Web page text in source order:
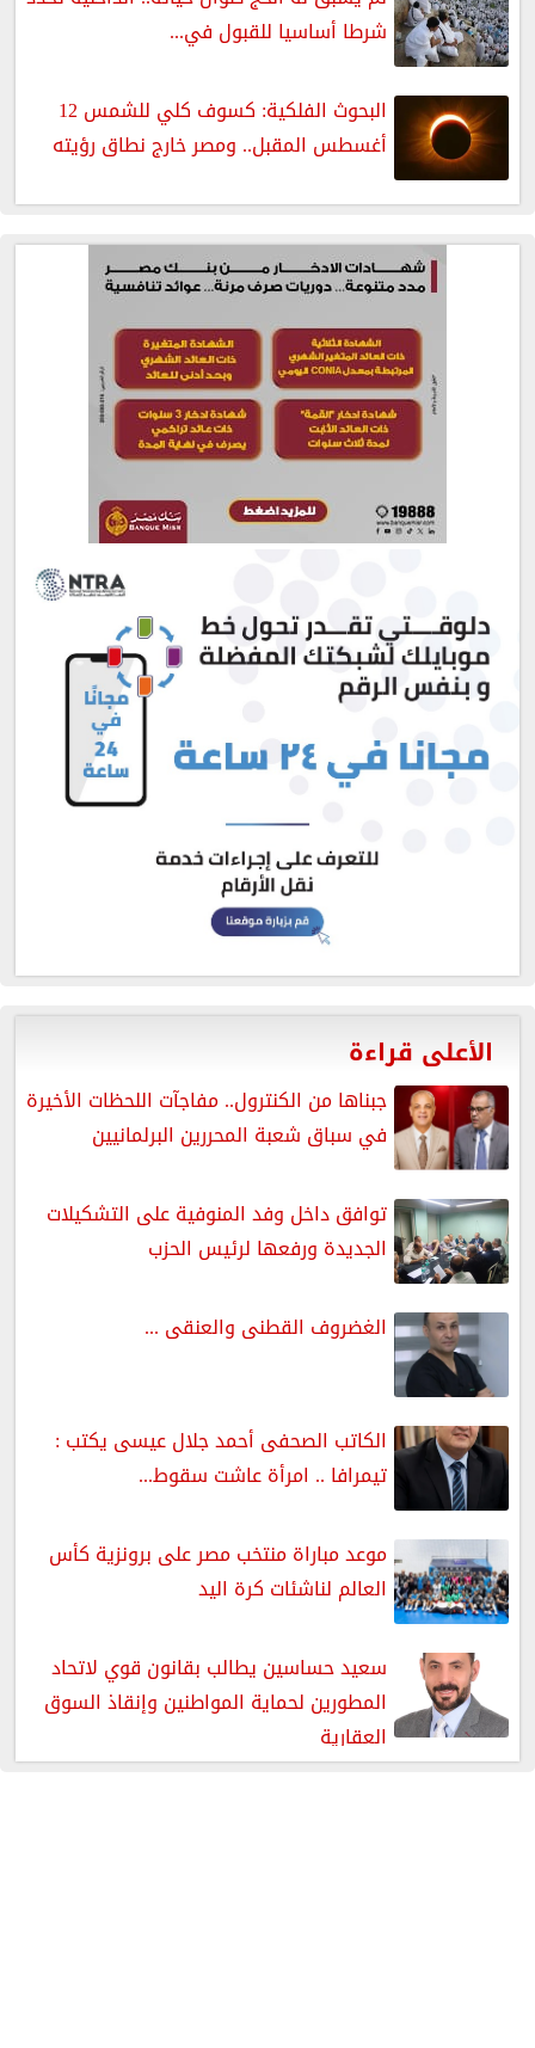
شرطا أساسيا للقبول في...
البحوث الفلكية: كسوف كلي للشمس 12
أغسطس المقبل.. ومصر خارج نطاق رؤيته
الأعلى قراءة
جبناها من الكنترول.. مفاجآت اللحظات الأخيرة
في سباق شعبة المحررين البرلمانيين
توافق داخل وفد المنوفية على التشكيلات
الجديدة ورفعها لرئيس الحزب
الغضروف القطنى والعنقى ...
الكاتب الصحفى أحمد جلال عيسى يكتب :
تيمرافا .. امرأة عاشت سقوط...
موعد مباراة منتخب مصر على برونزية كأس
العالم لناشئات كرة اليد
سعيد حساسين يطالب بقانون قوي لاتحاد
المطورين لحماية المواطنين وإنقاذ السوق
العقارية